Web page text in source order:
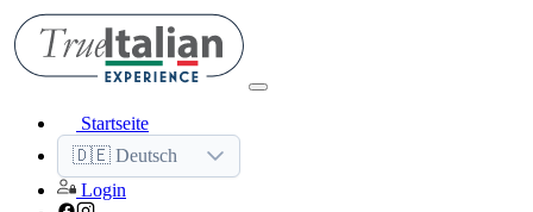
Startseite
🇩🇪 Deutsch
Login